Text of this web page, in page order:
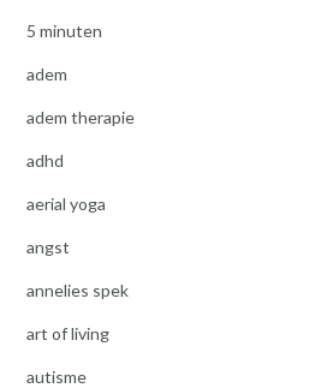
5 minuten
adem
adem therapie
adhd
aerial yoga
angst
annelies spek
art of living
autisme